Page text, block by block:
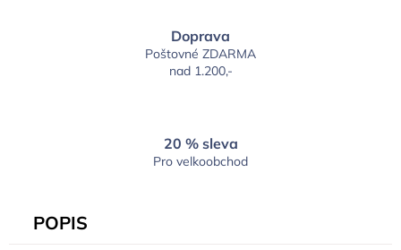
Doprava
Poštovné ZDARMA
nad 1.200,-
20 % sleva
Pro velkoobchod
POPIS